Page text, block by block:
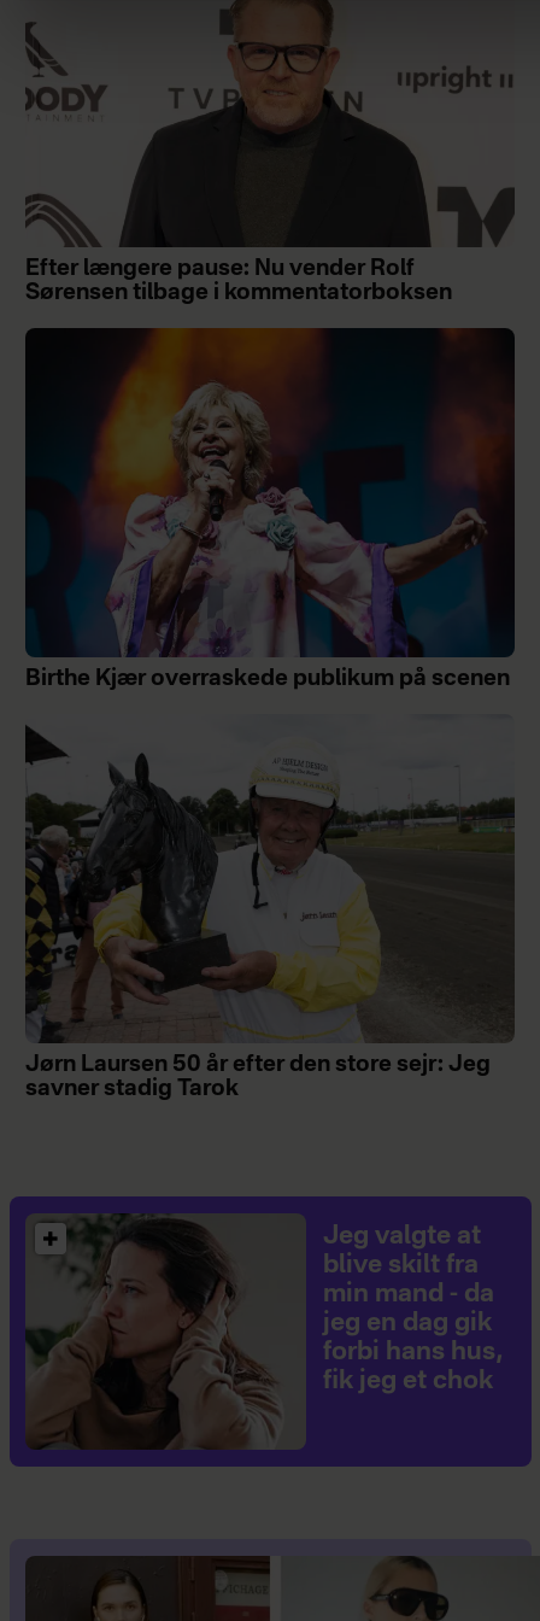
Efter længere pause: Nu vender Rolf
Sørensen tilbage i kommentatorboksen
Birthe Kjær overraskede publikum på scenen
Jørn Laursen 50 år efter den store sejr: Jeg
savner stadig Tarok
Jeg valgte at
blive skilt fra
min mand - da
jeg en dag gik
forbi hans hus,
fik jeg et chok